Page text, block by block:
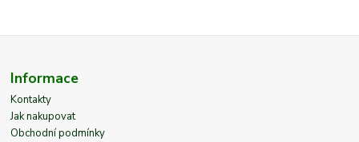
Informace
Kontakty
Jak nakupovat
Obchodní podmínky